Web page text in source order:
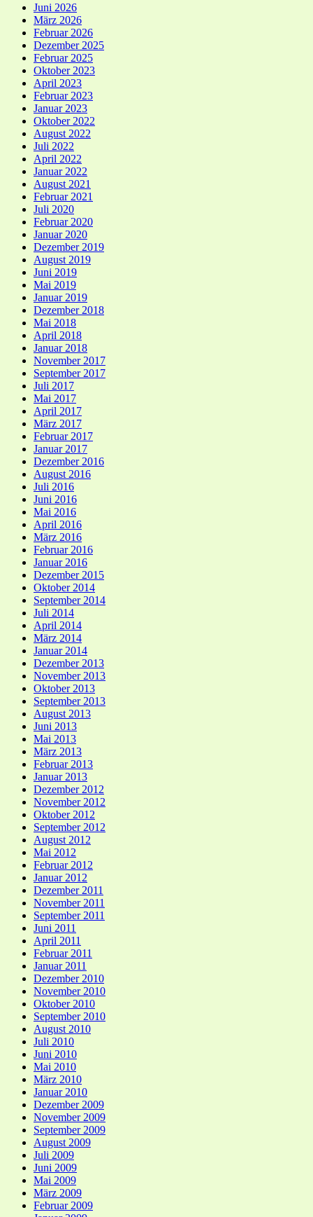
Juni 2026
März 2026
Februar 2026
Dezember 2025
Februar 2025
Oktober 2023
April 2023
Februar 2023
Januar 2023
Oktober 2022
August 2022
Juli 2022
April 2022
Januar 2022
August 2021
Februar 2021
Juli 2020
Februar 2020
Januar 2020
Dezember 2019
August 2019
Juni 2019
Mai 2019
Januar 2019
Dezember 2018
Mai 2018
April 2018
Januar 2018
November 2017
September 2017
Juli 2017
Mai 2017
April 2017
März 2017
Februar 2017
Januar 2017
Dezember 2016
August 2016
Juli 2016
Juni 2016
Mai 2016
April 2016
März 2016
Februar 2016
Januar 2016
Dezember 2015
Oktober 2014
September 2014
Juli 2014
April 2014
März 2014
Januar 2014
Dezember 2013
November 2013
Oktober 2013
September 2013
August 2013
Juni 2013
Mai 2013
März 2013
Februar 2013
Januar 2013
Dezember 2012
November 2012
Oktober 2012
September 2012
August 2012
Mai 2012
Februar 2012
Januar 2012
Dezember 2011
November 2011
September 2011
Juni 2011
April 2011
Februar 2011
Januar 2011
Dezember 2010
November 2010
Oktober 2010
September 2010
August 2010
Juli 2010
Juni 2010
Mai 2010
März 2010
Januar 2010
Dezember 2009
November 2009
September 2009
August 2009
Juli 2009
Juni 2009
Mai 2009
März 2009
Februar 2009